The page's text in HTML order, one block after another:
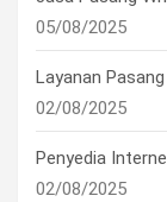
05/08/2025
Layanan
02/08/2025
Penyedia
02/08/2025